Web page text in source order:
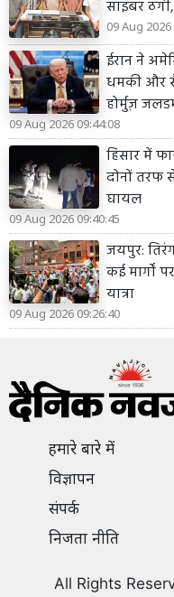
साइबर
09 Aug 2026
ईरान ने
धमकी और
होर्मुज़
09 Aug 2026 09:44:08
हिसार में
दोनों तरफ
घायल
09 Aug 2026 09:40:45
जयपुर:
कई मार्गों
यात्रा
09 Aug 2026 09:26:40
हमारे बारे में
विज्ञापन
संपर्क
निजता नीति
All Rights